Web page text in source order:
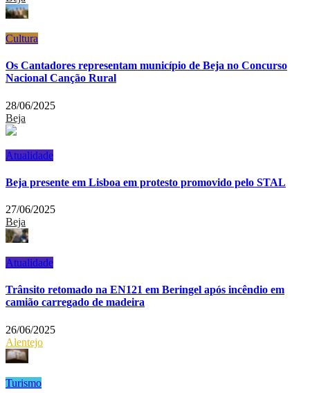
Cultura
Os Cantadores representam município de Beja no Concurso
Nacional Canção Rural
28/06/2025
Beja
Atualidade
Beja presente em Lisboa em protesto promovido pelo STAL
27/06/2025
Beja
Atualidade
Trânsito retomado na EN121 em Beringel após incêndio em
camião carregado de madeira
26/06/2025
Alentejo
Turismo